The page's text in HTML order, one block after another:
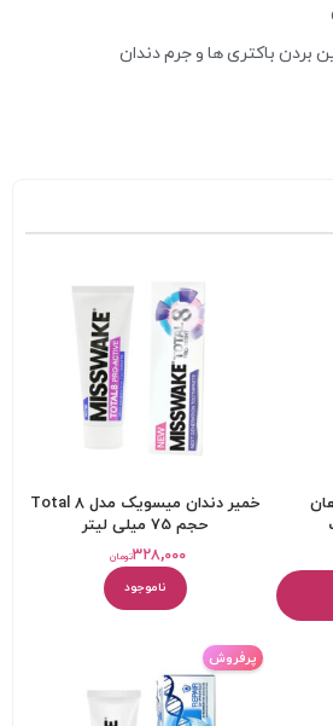
بردن باکتری ها و جرم دندان
خمیر دندان میسویک مدل Total 8
حجم 75 میلی لیتر
تومان۳۲۸,۰۰۰
ناموجود
پرفروش